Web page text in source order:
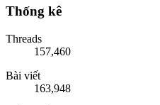
Thống kê
Threads
157,460
Bài viết
163,948